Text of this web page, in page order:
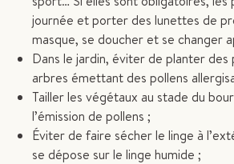
journée et porter des lunettes de
masque, se doucher et se changer
Dans le jardin, éviter de planter des
arbres émettant des pollens
Tailler les végétaux au stade du
l’émission de pollens ;
Éviter de faire sécher le linge à
se dépose sur le linge humide ;